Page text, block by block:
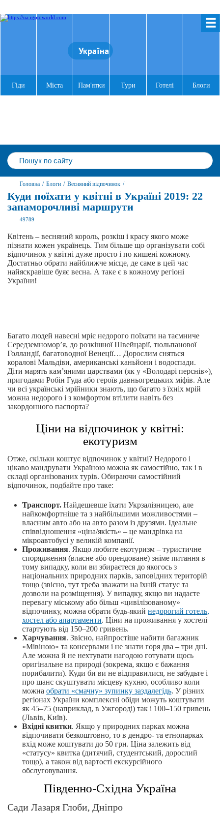
☰
Україна
Гіди Міста Пам'ятки Тури Готелі Блоги
Головна / Блоги / Весняний відпочинок /
Куди поїхати у квітні в Україні 2019: 22
запаморочливі маршрути
49789
Квітень – весняний король, розкіш і красу якого може
пізнати кожен українець. Тим більше що організувати собі
відпочинок у квітні дуже просто і по кишені кожному.
Достатньо обрати найближче місце, де саме в цей час
найяскравіше буяє весна. А таке є в кожному регіоні
України!
Багато людей навесні мріє недорого поїхати на таємниче
Середземномор’я, до розкішної Швейцарії, тюльпанової
Голландії, багатоводної Венеції… Дорослим сняться
коралові Мальдіви, американські каньйони і водоспади.
Діти марять кам’яними царствами (як у «Володарі перснів»),
пригодами Робін Гуда або героїв давньогрецьких міфів. Але
чи всі українські мрійники знають, що багато з їхніх мрій
можна недорого і з комфортом втілити навіть без
закордонного паспорта?
Ціни на відпочинок у квітні:
екотуризм
Отже, скільки коштує відпочинок у квітні? Недорого і
цікаво мандрувати Україною можна як самостійно, так і в
складі організованих турів. Обираючи самостійний
відпочинок, подбайте про таке:
Транспорт. Найдешевше їхати Укрзалізницею, але
найкомфортніше та з найбільшими можливостями –
власним авто або на авто разом із друзями. Ідеальне
співвідношення «ціна/якість» – це мандрівка на
мікроавтобусі у великій компанії.
Проживання. Якщо любите екотуризм – туристичне
спорядження (власне або орендоване) зніме питання в
тому випадку, коли ви збираєтеся до якогось з
національних природних парків, заповідних територій
тощо (звісно, тут треба зважати на їхній статус та
дозволи на розміщення). У випадку, якщо ви надаєте
перевагу міському або більш «цивілізованому»
відпочинку, можна обрати будь-який недорогий готель,
хостел або апартаменти. Ціни на проживання у хостелі
стартують від 150–200 гривень.
Харчування. Звісно, найпростіше набити багажник
«Мівіною» та консервами і не знати горя два – три дні.
Але можна й не нехтувати нагодою готувати щось
оригінальне на природі (зокрема, якщо є бажання
порибалити). Куди би ви не відправилися, не забудьте і
про шанс скуштувати місцеву кухню, особливо коли
можна обрати «смачну» зупинку заздалегідь. У різних
регіонах України комплексні обіди можуть коштувати
як 45–75 (наприклад, в Ужгороді) так і 100–150 гривень
(Львів, Київ).
Вхідні квитки. Якщо у природних парках можна
відпочивати безкоштовно, то в дендро- та етнопарках
вхід може коштувати до 50 грн. Ціна залежить від
«статусу» квитка (дитячий, студентський, дорослий
тощо), а також від вартості екскурсійного
обслуговування.
Південно-Східна Україна
Сади Лазаря Глоби, Дніпро